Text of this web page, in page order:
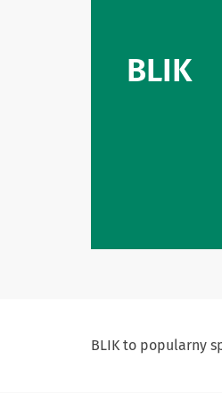
BLIK
BLIK to popularny